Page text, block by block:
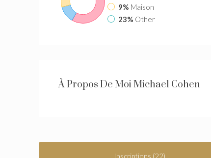
9% Maison
23% Other
À Propos De Moi Michael Cohen